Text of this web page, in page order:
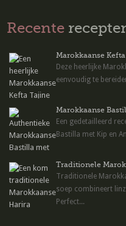
Recente
Marokkaanse
Deze heerlijke
eenvoudig te
Marokkaanse
Een gedetailleerd
Bastilla met Kip en
Traditionele
Traditionele
soep combineert
Perfect...